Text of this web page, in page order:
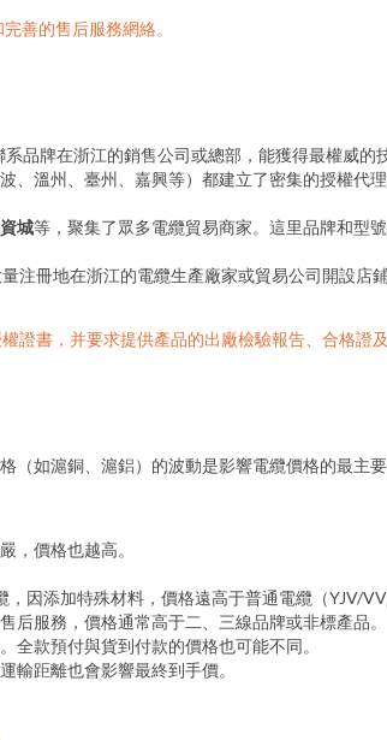
善的售后服務網絡。
品牌在浙江的銷售公司或總部，能獲得最權威的
、溫州、臺州、嘉興等）都建立了密集的授權
城等，聚集了眾多電纜貿易商家。這里品牌和型
注冊地在浙江的電纜生產廠家或貿易公司開設
證書，并要求提供產品的出廠檢驗報告、合格證
（如滬銅、滬鋁）的波動是影響電纜價格的最主
，價格也越高。
因添加特殊材料，價格遠高于普通電纜（YJV/VV
后服務，價格通常高于二、三線品牌或非標產品。
全款預付與貨到付款的價格也可能不同。
輸距離也會影響最終到手價。